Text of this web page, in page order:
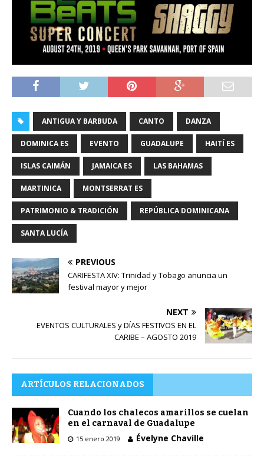
ANTIGUA Y BARBUDA CANTO DANZA
DOMINICA ES EVENTO GUADALUPE HAITÍ ES
ISLAS CAIMÁN JAMAICA ES LAS BAHAMAS
MARTINICA MONTSERRAT ES
PATRIMONIO & TRADICIÓN REPÚBLICA DOMINICANA
SANTA LUCÍA
PREVIOUS
CARIFESTA XIV: Trinidad y Tobago anuncia un
festival mayor y mejor
NEXT
EVENTOS CULTURALES y DÍAS FESTIVOS EN EL
CARIBE – AGOSTO 2019
ARTÍCULOS RELACIONADOS
Cuando los chalecos amarillos se cuelan
en el carnaval de Guadalupe
15 enero 2019 Évelyne Chaville